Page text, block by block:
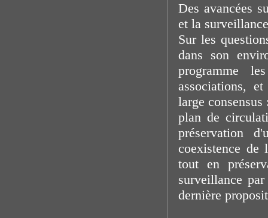
Des avancées
et la surveillance
Sur les
dans son
programme
associations,
large
plan de
préservation
coexistence de
tout en
surveillance
dernière